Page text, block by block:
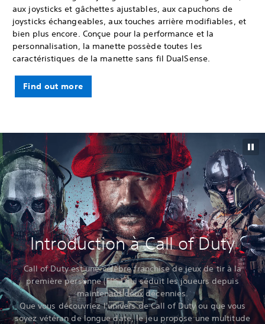
aux joysticks et gâchettes ajustables, aux capuchons de
joysticks échangeables, aux touches arrière modifiables, et
bien plus encore. Conçue pour la performance et la
personnalisation, la manette possède toutes les
caractéristiques de la manette sans fil DualSense.
Find out more
Introduction à Call of Duty
Call of Duty est une célèbre franchise de jeux de tir à la
première personne (FPS) qui séduit les joueurs depuis
maintenant deux décennies.
Que vous découvriez l'univers de Call of Duty ou que vous
soyez vétéran de longue date, le jeu propose une multitude